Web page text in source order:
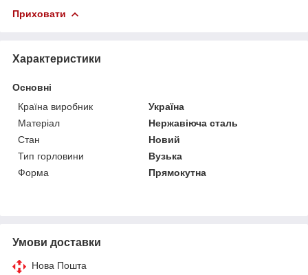
Приховати
Характеристики
Основні
Країна виробник
Україна
Матеріал
Нержавіюча сталь
Стан
Новий
Тип горловини
Вузька
Форма
Прямокутна
Умови доставки
Нова Пошта